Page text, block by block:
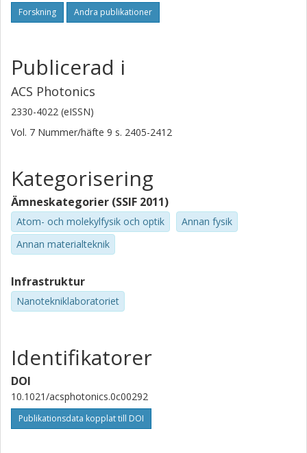
Forskning Andra publikationer
Publicerad i
ACS Photonics
2330-4022 (eISSN)
Vol. 7 Nummer/häfte 9 s. 2405-2412
Kategorisering
Ämneskategorier (SSIF 2011)
Atom- och molekylfysik och optik
Annan fysik
Annan materialteknik
Infrastruktur
Nanotekniklaboratoriet
Identifikatorer
DOI
10.1021/acsphotonics.0c00292
Publikationsdata kopplat till DOI